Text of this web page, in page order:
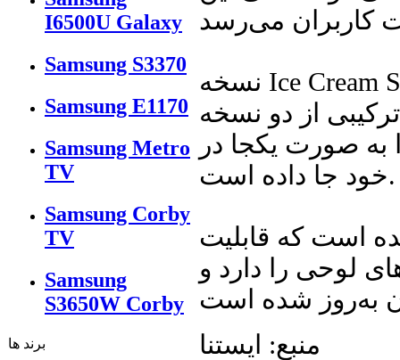
I6500U Galaxy
Samsung S3370
Samsung E1170
Samsung Metro
TV
Samsung Corby
TV
Samsung
S3650W Corby
برند ها
نسخه Ice Cream Sandwich سیستم‌عامل اندروید در اصل
ترکیبی از دو نسخه Gingerbread و Honeycomb این محصول
به صورت یکجا در
خود جا داده است.
است که قابلیت
لوحی را دارد و
منبع: ایستنا